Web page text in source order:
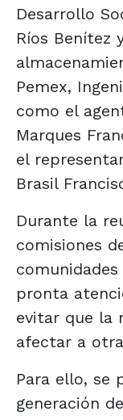
Desarrollo
Ríos Benítez
Pemex,
como el
Marques
el
Brasil
Durante la
comisiones
pronta
evitar que la
afectar a
Para ello, se
generación